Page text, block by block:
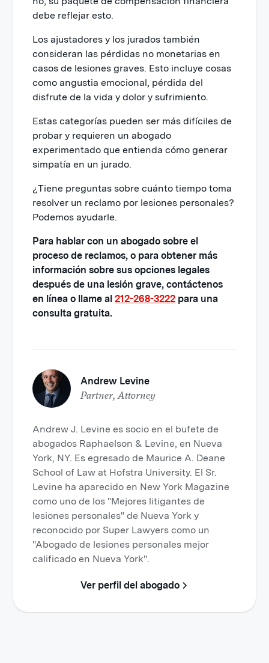
debe reflejar esto.
Los ajustadores y los jurados también
consideran las pérdidas no monetarias en
casos de lesiones graves. Esto incluye cosas
como angustia emocional, pérdida del
disfrute de la vida y dolor y sufrimiento.
Estas categorías pueden ser más difíciles de
probar y requieren un abogado
experimentado que entienda cómo generar
simpatía en un jurado.
¿Tiene preguntas sobre cuánto tiempo toma
resolver un reclamo por lesiones personales?
Podemos ayudarle.
Para hablar con un abogado sobre el
proceso de reclamos, o para obtener más
información sobre sus opciones legales
después de una lesión grave, contáctenos
en línea o llame al212-268-3222 para una
consulta gratuita.
Andrew Levine
Partner, Attorney
Andrew J. Levine es socio en el bufete de
abogados Raphaelson & Levine, en Nueva
York, NY. Es egresado de Maurice A. Deane
School of Law at Hofstra University. El Sr.
Levine ha aparecido en New York Magazine
como uno de los "Mejores litigantes de
lesiones personales" de Nueva York y
reconocido por Super Lawyers como un
"Abogado de lesiones personales mejor
calificado en Nueva York".
Ver perfil del abogado